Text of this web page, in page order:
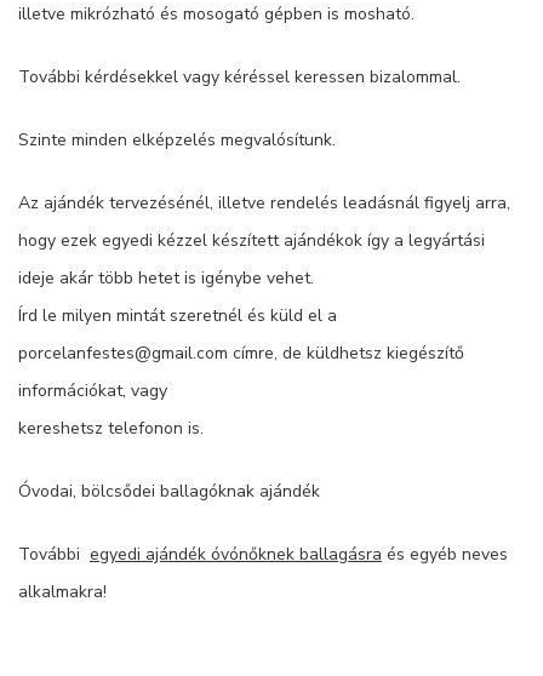
illetve mikrózható és mosogató gépben is mosható.
További kérdésekkel vagy kéréssel keressen bizalommal.
Szinte minden elképzelés megvalósítunk.
Az ajándék tervezésénél, illetve rendelés leadásnál figyelj arra,
hogy ezek egyedi kézzel készített ajándékok így a legyártási
ideje akár több hetet is igénybe vehet.
Írd le milyen mintát szeretnél és küld el a
porcelanfestes@gmail.com címre, de küldhetsz kiegészítő
információkat, vagy
kereshetsz telefonon is.
Óvodai, bölcsődei ballagóknak ajándék
További egyedi ajándék óvónőknek ballagásra és egyéb neves
alkalmakra!